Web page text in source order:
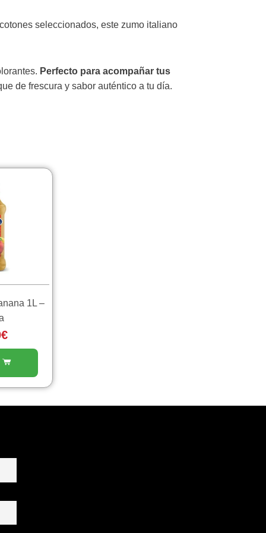
seleccionados, este zumo italiano
Perfecto para acompañar tus
de frescura y sabor auténtico a tu día.
1L –
€